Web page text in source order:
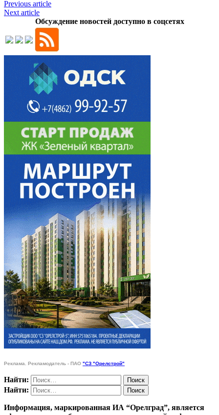
Previous article
Next article
Обсуждение новостей доступно в соцсетях
Реклама. Рекламодатель - ПАО "СЗ "Орелстрой"
Найти:
Найти:
Информация, маркированная ИА “Орелград”, является